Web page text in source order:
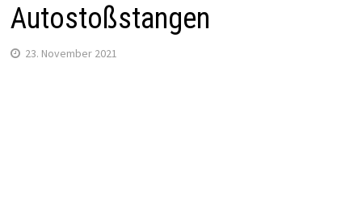
Autostoßstangen
23. November 2021